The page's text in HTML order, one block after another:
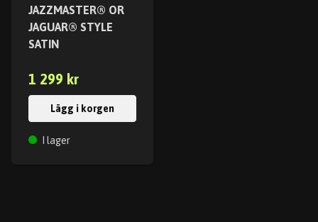
JAZZMASTER® OR
JAGUAR® STYLE
SATIN
1 299 kr
Lägg i korgen
I lager